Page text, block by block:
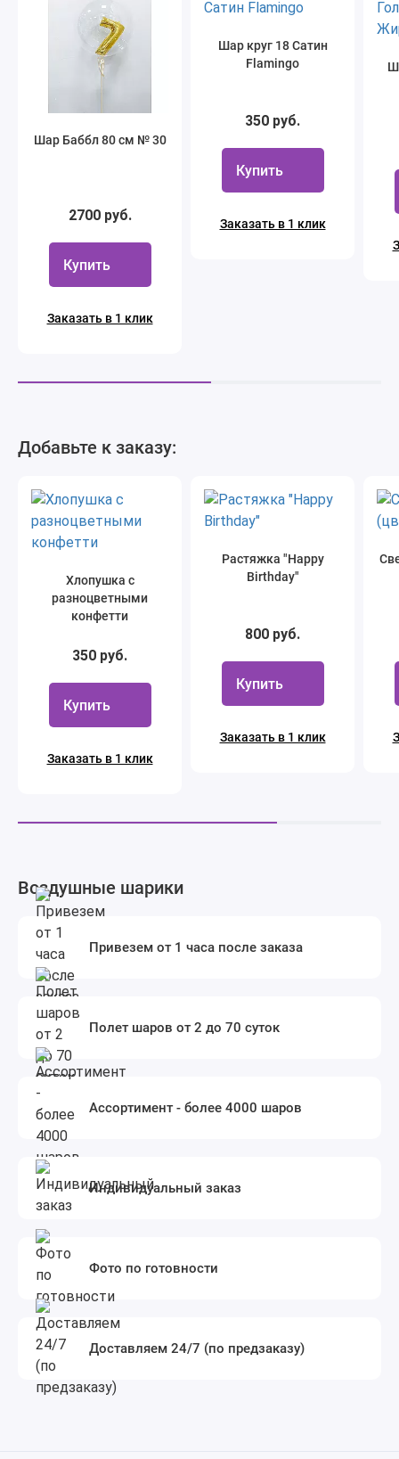
Шар Баббл 80 см № 30
2700 руб.
Купить
Заказать в 1 клик
Шар круг 18 Сатин
Flamingo
350 руб.
Купить
Заказать в 1 клик
Добавьте к заказу:
Хлопушка с
разноцветными
конфетти
350 руб.
Купить
Заказать в 1 клик
Растяжка "Happy
Birthday"
800 руб.
Купить
Заказать в 1 клик
Воздушные шарики
Привезем от 1 часа после заказа
Полет шаров от 2 до 70 суток
Ассортимент - более 4000 шаров
Индивидуальный заказ
Фото по готовности
Доставляем 24/7 (по предзаказу)